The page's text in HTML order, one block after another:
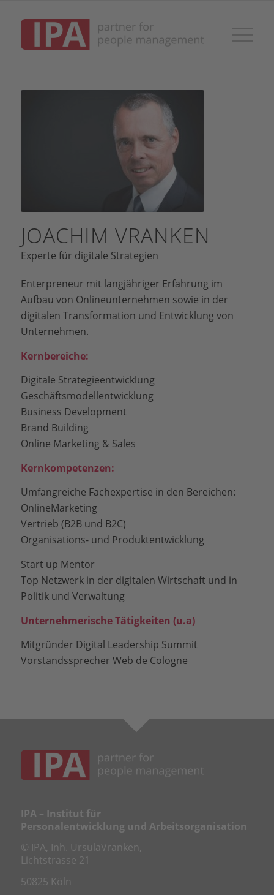
JOACHIM VRANKEN
Experte für digitale Strategien
Enterpreneur mit langjähriger Erfahrung im
Aufbau von Onlineunternehmen sowie in der
digitalen Transformation und Entwicklung von
Unternehmen.
Kernbereiche:
Digitale Strategieentwicklung
Geschäftsmodellentwicklung
Business Development
Brand Building
Online Marketing & Sales
Kernkompetenzen:
Umfangreiche Fachexpertise in den Bereichen:
OnlineMarketing
Vertrieb (B2B und B2C)
Organisations- und Produktentwicklung
Start up Mentor
Top Netzwerk in der digitalen Wirtschaft und in
Politik und Verwaltung
Unternehmerische Tätigkeiten (u.a)
Mitgründer Digital Leadership Summit
Vorstandssprecher Web de Cologne
IPA – Institut für
Personalentwicklung und Arbeitsorganisation
© IPA, Inh. UrsulaVranken,
Lichtstrasse 21
50825 Köln